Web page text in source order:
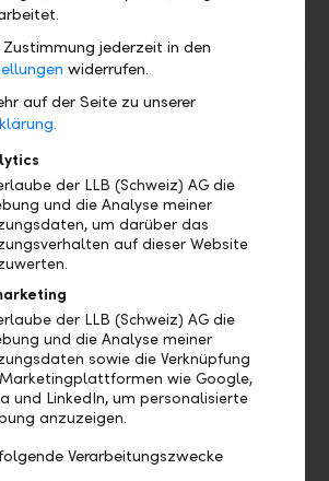
mit Martin et
Die Jury lobte den
Wandel der Marke mit einer klaren
Zukunftsorientierung, die sich in
widerspiegelt. Besonders
die gelungene Interpretation
", die sich durch Zurückhaltung
an Qualität und Ästhetik
App und innovative
x adlicious" wurde in der
in Brand Strategy and
Brand Communication 360°
für die gesamte Online-
Die Jury würdigte
Marketinginnovation und
Durch die Nutzung
Zustimmung jederzeit in den
widerrufen.
auf der Seite zu unserer
der LLB (Schweiz) AG die
und die Analyse meiner
um darüber das
auf dieser Website
der LLB (Schweiz) AG die
und die Analyse meiner
sowie die Verknüpfung
wie Google,
und LinkedIn, um personalisierte
anzuzeigen.
Verarbeitungszwecke